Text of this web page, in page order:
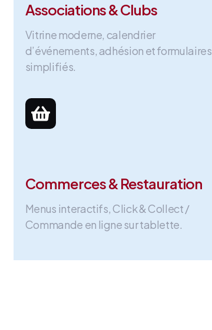
Associations & Clubs
Vitrine moderne, calendrier
d’événements, adhésion et formulaires
simplifiés.
Commerces & Restauration
Menus interactifs, Click & Collect /
Commande en ligne sur tablette.